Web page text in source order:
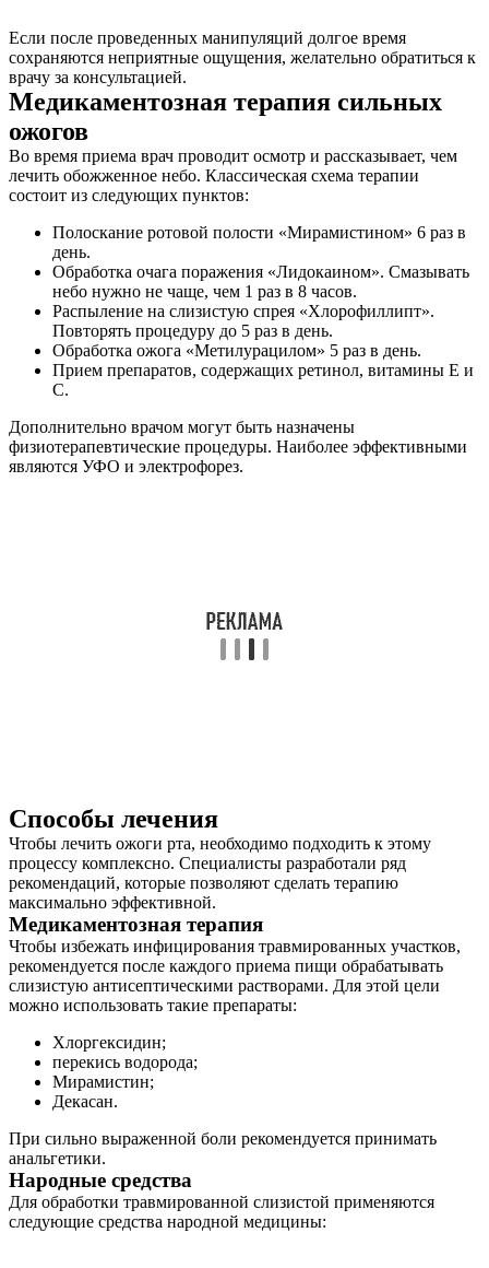
Если после проведенных манипуляций долгое время
сохраняются неприятные ощущения, желательно обратиться к
врачу за консультацией.
Медикаментозная терапия сильных
ожогов
Во время приема врач проводит осмотр и рассказывает, чем
лечить обожженное небо. Классическая схема терапии
состоит из следующих пунктов:
Полоскание ротовой полости «Мирамистином» 6 раз в
день.
Обработка очага поражения «Лидокаином». Смазывать
небо нужно не чаще, чем 1 раз в 8 часов.
Распыление на слизистую спрея «Хлорофиллипт».
Повторять процедуру до 5 раз в день.
Обработка ожога «Метилурацилом» 5 раз в день.
Прием препаратов, содержащих ретинол, витамины E и
C.
Дополнительно врачом могут быть назначены
физиотерапевтические процедуры. Наиболее эффективными
являются УФО и электрофорез.
Способы лечения
Чтобы лечить ожоги рта, необходимо подходить к этому
процессу комплексно. Специалисты разработали ряд
рекомендаций, которые позволяют сделать терапию
максимально эффективной.
Медикаментозная терапия
Чтобы избежать инфицирования травмированных участков,
рекомендуется после каждого приема пищи обрабатывать
слизистую антисептическими растворами. Для этой цели
можно использовать такие препараты:
Хлоргексидин;
перекись водорода;
Мирамистин;
Декасан.
При сильно выраженной боли рекомендуется принимать
анальгетики.
Народные средства
Для обработки травмированной слизистой применяются
следующие средства народной медицины: